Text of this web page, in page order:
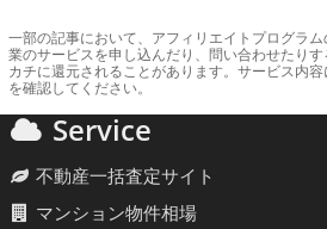
一部の記事において、アフィリエイトプログラ
業のサービスを申し込んだり、問い合わせたり
カチに還元されることがあります。サービス内
を確認してください。
Service
不動産一括査定サイト
マンション物件相場